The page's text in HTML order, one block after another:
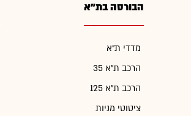
הבורסה בת"א
מדדי ת"א
הרכב ת"א 35
הרכב ת"א 125
ציטוטי מניות